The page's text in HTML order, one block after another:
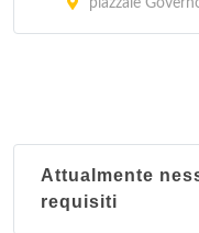
piazzale
Attualmente
requisiti